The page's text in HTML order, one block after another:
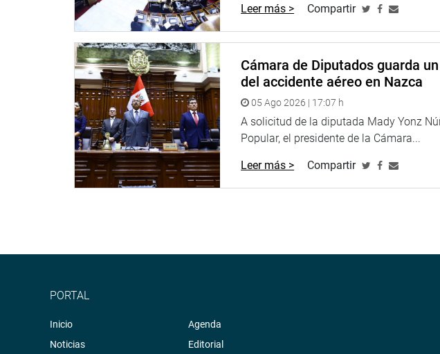
Congreso de declarar la inaplicabilidad de la resolución de la Corte IDH en
Constitución y solicitar la aclaración de cómo se aplicaría cuando
Carta Magna.
“Saludo esta reunión porque uno de los acuerdos era que me reuniese con
ministro de Justicia porque es importante sustentar y transmitir lo que se
Portavoces”, indicó.
Galarreta reiteró que el pronunciamiento del Congreso será tramitado por el
Cancillería de la República.
“Respetamos opiniones diversas. Hay muchos constitucionalistas, como el
otros, que respaldan la posición del Parlamento peruano”, apuntó.
peruano, sino que otros Estados y Parlamentos pueden reaccionar por esa
PRENSA-CONGRESO
Leer más > Compartir
Cámara de Diputados guarda
del accidente aéreo en Nazca
05 Ago 2026 | 17:07 h
A solicitud de la diputada Mady Yonz
Popular, el presidente de la Cámara...
Leer más > Compartir
PORTAL
Inicio
Noticias
Agenda
Editorial